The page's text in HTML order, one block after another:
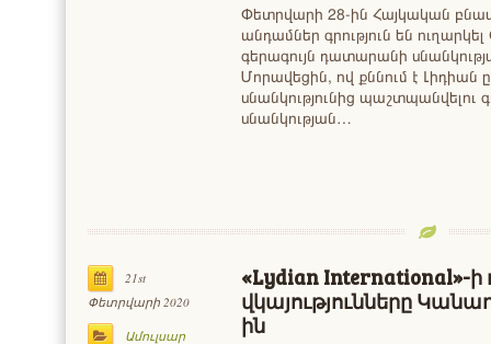
Փետրվարի 28-ին Հայկական
անդամներ գրություն են
գերագույն դատարանի
Մորավեցին, ով քննում է Լիդիան
սնանկությունից պաշտպանվելու
սնանկության…
21st
Փետրվարի 2020
Ամուլսար
«Lydian International»-
վկայությունները
ին